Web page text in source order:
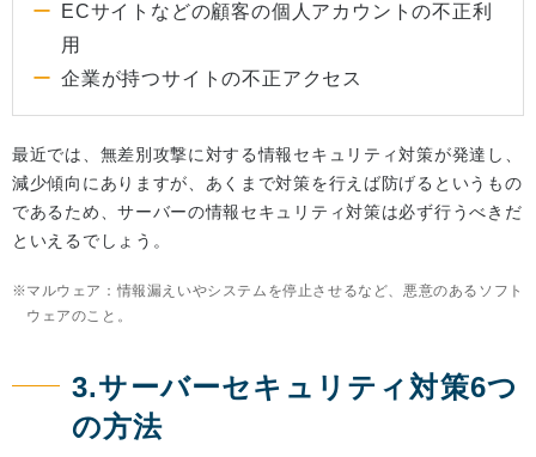
ECサイトなどの顧客の個人アカウントの不正利
用
企業が持つサイトの不正アクセス
最近では、無差別攻撃に対する情報セキュリティ対策が発達し、
減少傾向にありますが、あくまで対策を行えば防げるというもの
であるため、サーバーの情報セキュリティ対策は必ず行うべきだ
といえるでしょう。
マルウェア：情報漏えいやシステムを停止させるなど、悪意のあるソフト
ウェアのこと。
3.サーバーセキュリティ対策6つ
の方法